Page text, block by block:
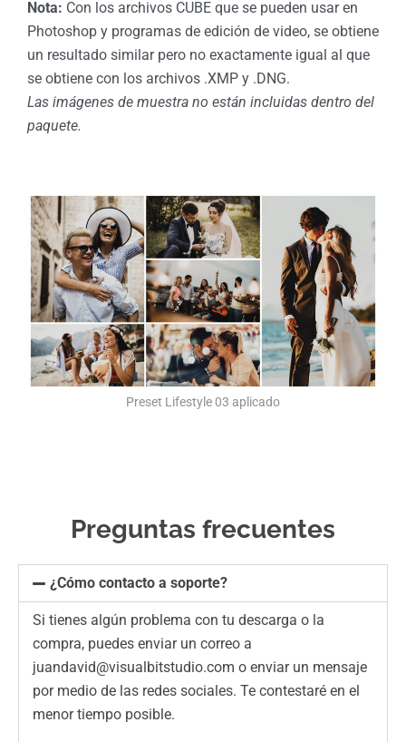
Nota: Con los archivos CUBE que se pueden usar en
Photoshop y programas de edición de video, se obtiene
un resultado similar pero no exactamente igual al que
se obtiene con los archivos .XMP y .DNG.
Las imágenes de muestra no están incluidas dentro del
paquete.
Preset Lifestyle 03 aplicado
Preguntas frecuentes
¿Cómo contacto a soporte?
Si tienes algún problema con tu descarga o la
compra, puedes enviar un correo a
juandavid@visualbitstudio.com o enviar un mensaje
por medio de las redes sociales. Te contestaré en el
menor tiempo posible.